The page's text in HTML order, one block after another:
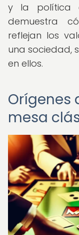
y la política
demuestra
reflejan los
una sociedad,
en ellos.
Orígenes
mesa